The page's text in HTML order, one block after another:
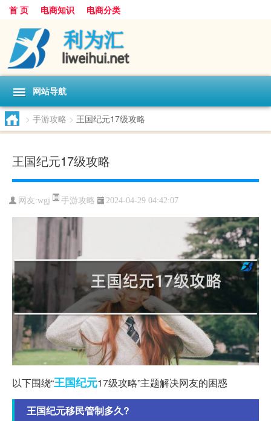
首 页 电商知识 电商分类
网站导航
> 手游攻略 > 王国纪元17级攻略
王国纪元17级攻略
网友:wgj 手游攻略 2024-04-29 04:42:07
以下围绕“王国纪元17级攻略”主题解决网友的困惑
王国纪元移民管制多久?